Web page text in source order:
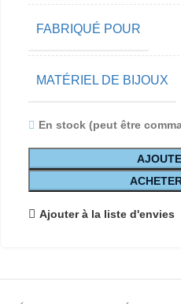
FABRIQUÉ POUR
MATÉRIEL DE BIJOUX
En stock (peut être
Ajouter à la liste d'envies